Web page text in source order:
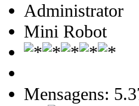
Administrator
Mini Robot
Mensagens: